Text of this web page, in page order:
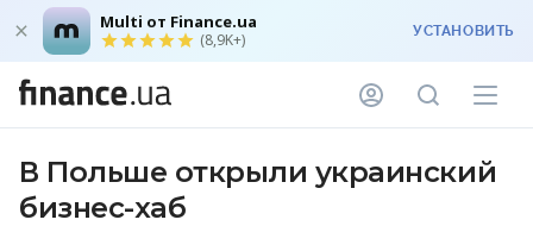
Multi от Finance.ua
(8,9K+) УСТАНОВИТЬ
В Польше открыли украинский
бизнес-хаб